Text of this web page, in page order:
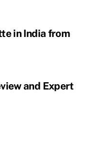
in India from
and Expert